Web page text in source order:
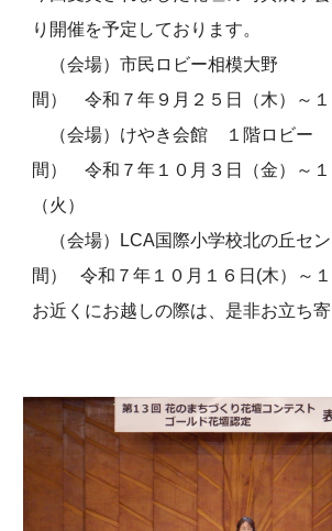
り開催を予定しております。
（会場）市民ロビー相
間 ）令和７年９月２５日（木）～１
（会場） けやき会館 １階
間） 令和７年１０月３日（金）～１
（火）
（会場）
LCA国際小学校北の丘
間）
令和７年１０月１６日(木）～
お近くにお越しの際は、是非お立ち寄